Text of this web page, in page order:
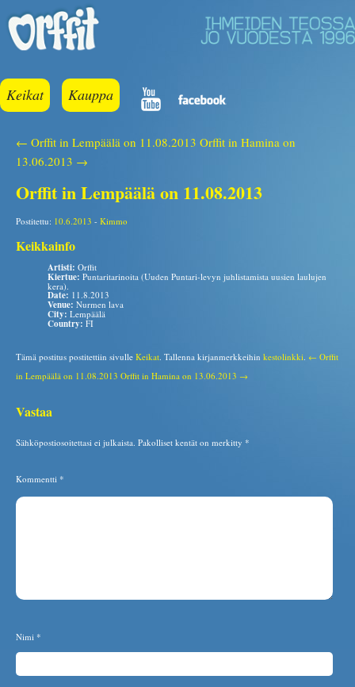
Keikat Kauppa
← Orffit in Lempäälä on 11.08.2013 Orffit in Hamina on
13.06.2013 →
Orffit in Lempäälä on 11.08.2013
Postitettu: 10.6.2013 - Kimmo
Keikkainfo
Artisti: Orffit
Kiertue: Puntaritarinoita (Uuden Puntari-levyn juhlistamista uusien laulujen
kera).
Date: 11.8.2013
Venue: Nurmen lava
City: Lempäälä
Country: FI
Tämä postitus postitettiin sivulle Keikat . Tallenna kirjanmerkkeihin kestolinkki ← Orffit
in Lempäälä on 11.08.2013 Orffit in Hamina on 13.06.2013 →
Vastaa
Sähköpostiosoitettasi ei julkaista. Pakolliset kentät on merkitty *
Kommentti *
Nimi *